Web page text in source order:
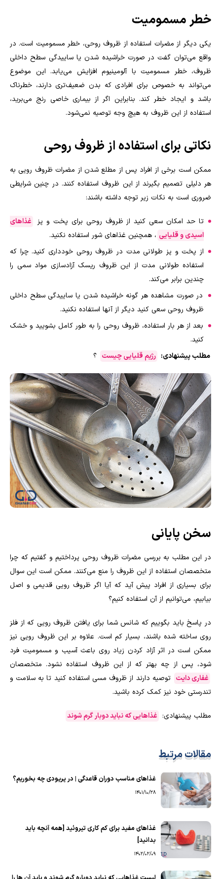
خطر مسمومیت
یکی دیگر از مضرات استفاده از ظروف روحی، خطر مسمومیت است. در
واقع می‌توان گفت در صورت خراشیده شدن یا ساییدگی سطح داخلی
ظروف، خطر مسمومیت با آلومینیوم افزایش می‌یابد. این موضوع
می‌تواند به خصوص برای افرادی که بدن ضعیف‌‌تری دارند، خطرناک
باشد و ایجاد خطر کند. بنابراین اگر از بیماری خاصی رنج می‌برید،
استفاده از این ظروف به هیچ وجه توصیه نمی‌شود.
نکاتی برای استفاده از ظروف روحی
ممکن است برخی از افراد پس از مطلع شدن از مضرات ظروف رویی به
هر دلیلی تصمیم بگیرند از این ظروف استفاده کنند. در چنین شرایطی
ضروری است به نکات زیر توجه داشته باشند:
تا حد امکان سعی کنید از ظروف روحی برای پخت و پز
غذاهای
اسیدی و قلیایی ، همچنین غذاهای شور استفاده نکنید.
از پخت و پز طولانی مدت در ظروف روحی خودداری کنید. چرا که
استفاده طولانی مدت از این ظروف ریسک آزاد‌سازی مواد سمی را
چندین برابر می‌کند.
در صورت مشاهده هر گونه خراشیده شدن یا ساییدگی سطح داخلی
ظروف روحی سعی کنید دیگر از آنها استفاده نکنید.
بعد از هر بار استفاده، ظروف روحی را به طور کامل بشویید و خشک
کنید.
مطلب پیشنهادی: رژیم قلیایی چیست ؟
سخن پایانی
در این مطلب به بررسی مضرات ظروف روحی پرداختیم و گفتیم که چرا
متخصصان استفاده از این ظروف را منع می‌کنند. ممکن است این سوال
برای بسیاری از افراد پیش آید که آیا اگر ظروف رویی قدیمی و اصل
بیابیم، می‌توانیم از آن استفاده کنیم؟
در پاسخ باید بگوییم که شانس شما برای یافتن ظروف رویی که از فلز
روی ساخته شده باشند، بسیار کم است. علاوه بر این ظروف رویی نیز
ممکن است در اثر آزاد کردن زیاد روی باعث آسیب و مسمومیت فرد
شود، پس از چه بهتر که از این ظروف استفاده نشود. متخصصان
غفاری دایت توصیه دارند از ظروف مسی استفاده کنید تا به سلامت و
تندرستی خود نیز کمک کرده باشید.
مطلب پیشنهادی: غذاهایی که نباید دوبار گرم شوند
مقالات مرتبط
غذاهای مناسب دوران قاعدگی | در پریودی چه بخوریم؟
1401/10/28
غذاهای مفید برای کم کاری تیروئید [همه آنچه باید
بدانید]
1402/02/09